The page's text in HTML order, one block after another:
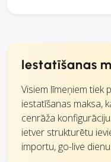
Iestatīšanas
Visiem līmeņiem tiek
iestatīšanas maksa,
cenrāža
ietver strukturētu
importu, go-live